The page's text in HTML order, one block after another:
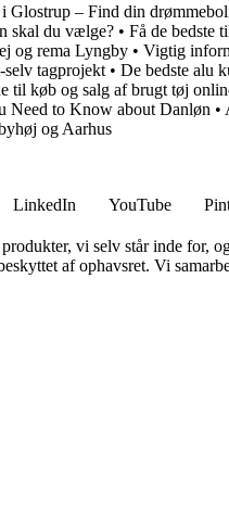
Glostrup – Find din
skal du vælge? • Få de bedste
og rema Lyngby • Vigtig
tagprojekt • De bedste alu
til køb og salg af brugt tøj
Need to Know about Danløn •
og Aarhus
LinkedIn YouTube
vi selv står inde for,
af ophavsret. Vi